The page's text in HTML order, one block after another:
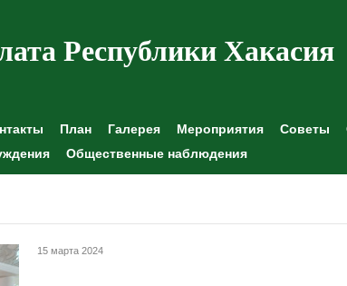
Республики Хакасия
План Галерея Мероприятия Советы
Общественные наблюдения
15 марта 2024